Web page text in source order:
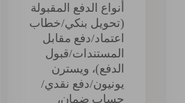
أنواع الدفع المقبولة
(تحويل بنكي/خطاب
اعتماد/دفع مقابل
المستندات/قبول
الدفع)، ويسترن
يونيون/دفع نقدي/
حساب ضمان،